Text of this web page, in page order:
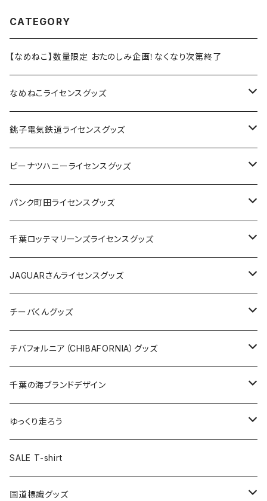
CATEGORY
【なめねこ】数量限定 おたのしみ企画！なくなり次第終了
なめねこライセンスグッズ
Tシャツ
キャップ
ステッカー
缶バッジ
ホテルキーホルダー
銚子電気鉄道ライセンスグッズ
ステッカー
缶バッジ
アクリルキーホルダー
ホテルキーホルダー
クリアファイル
Tシャツ
キャップ
トートバッグ
ランチバッグ
エコバッグ
ピーナツハニーライセンスグッズ
Tシャツ
キャップ
バッグ
ステッカー
缶バッジ
キーホルダー
クリアファイル
パンク町田ライセンスグッズ
Tシャツ
キャップ
バッグ
ステッカー
缶バッジ
キーホルダー
クリアファイル
千葉ロッテマリーンズライセンスグッズ
ステッカー
ステッカー
ステッカー大
缶バッジ
缶バッジ32mm
缶バッジ54mm
エコバッグ
JAGUARさんコラボグッズ
Tシャツ
ステッカー
サコッシュ
ホテルキーホルダー
モーテルキーホルダー
JAGUARさんライセンスグッズ
Tシャツ
ステッカー
缶バッジ
クリアファイル
マスク
エコバッグ
チーバくんグッズ
Tシャツ
キャップ
エコバッグ
ステッカー
モーテルキーホルダー
チバフォルニア（CHIBAFORNIA）グッズ
Tシャツ
キャップ
ステッカー
ホテルキーホルダー
千葉の海ブランドデザイン
Tシャツ
キャップ
ステッカー
ゆっくり走ろう
Tシャツ
ステッカー
SALE T-shirt
国道標識グッズ